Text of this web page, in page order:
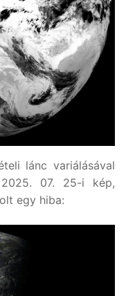
lánc variálásával
07. 25-i kép,
egy hiba: